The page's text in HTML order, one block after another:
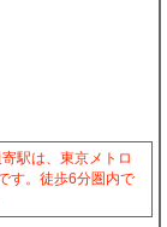
駅は、東京メトロ
す。徒歩6分圏内で